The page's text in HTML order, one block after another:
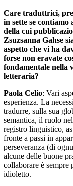
Care traduttrici,
in sette se
della cui
Zsuzsanna Gahse
aspetto che vi ha
forse non eravate
fondamentale nella
letteraria?
Paola Celio: Vari
esperienza. La
tradurre, sulla sua
semantica, il ruolo
registro linguistico,
fronte a passi in
perseveranza (di
alcune delle buone
collaborare è
idioletto.